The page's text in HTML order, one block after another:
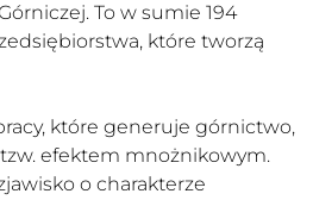
To w sumie 194
które tworzą
które generuje górnictwo,
efektem mnożnikowym.
o charakterze